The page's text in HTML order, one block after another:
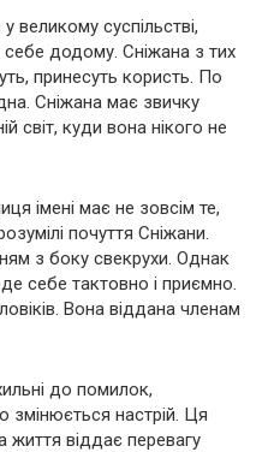
великому суспільстві,
себе додому. Сніжана з тих
принесуть користь. По
Сніжана має звичку
світ, куди вона нікого не
імені має не зовсім те,
почуття Сніжани.
з боку свекрухи. Однак
себе тактовно і приємно.
Вона віддана членам
до помилок,
змінюється настрій. Ця
життя віддає перевагу